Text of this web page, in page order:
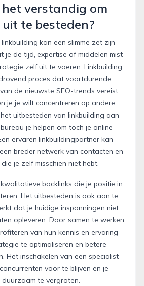
verstandig om
te besteden?
kan een slimme zet zijn
je de tijd, expertise of middelen mist
zelf uit te voeren. Linkbuilding
proces dat voortdurende
de nieuwste SEO-trends vereist.
je je wilt concentreren op andere
uitbesteden van linkbuilding aan
je helpen om toch je online
ervaren linkbuildingpartner kan
breder netwerk van contacten en
je zelf misschien niet hebt.
backlinks die je positie in
Het uitbesteden is ook aan te
dat je huidige inspanningen niet
opleveren. Door samen te werken
van hun kennis en ervaring
te optimaliseren en betere
Het inschakelen van een specialist
voor te blijven en je
te vergroten.